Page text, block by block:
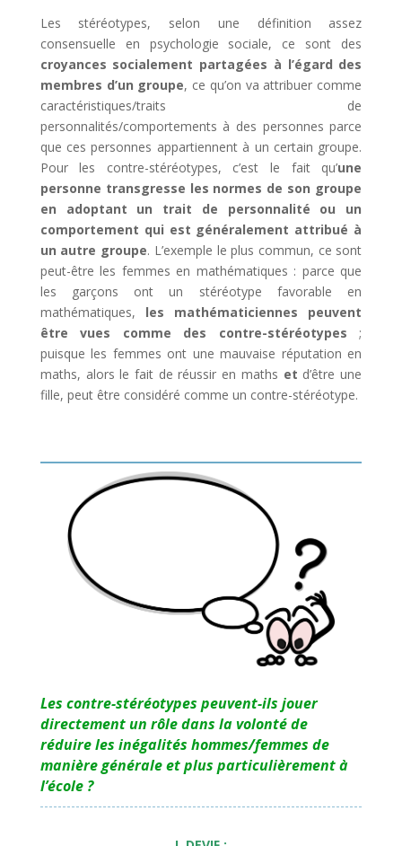
Les stéréotypes, selon une définition assez
consensuelle en psychologie sociale, ce sont des
croyances socialement partagées à l’égard des
membres d’un groupe, ce qu’on va attribuer comme
caractéristiques/traits de
personnalités/comportements à des personnes parce
que ces personnes appartiennent à un certain groupe.
Pour les contre-stéréotypes, c’est le fait qu’une
personne transgresse les normes de son groupe
en adoptant un trait de personnalité ou un
comportement qui est généralement attribué à
un autre groupe. L’exemple le plus commun, ce sont
peut-être les femmes en mathématiques : parce que
les garçons ont un stéréotype favorable en
mathématiques, les mathématiciennes peuvent
être vues comme des contre-stéréotypes ;
puisque les femmes ont une mauvaise réputation en
maths, alors le fait de réussir en maths et d’être une
fille, peut être considéré comme un contre-stéréotype.
Les contre-stéréotypes peuvent-ils jouer
directement un rôle dans la volonté de
réduire les inégalités hommes/femmes de
manière générale et plus particulièrement à
l’école ?